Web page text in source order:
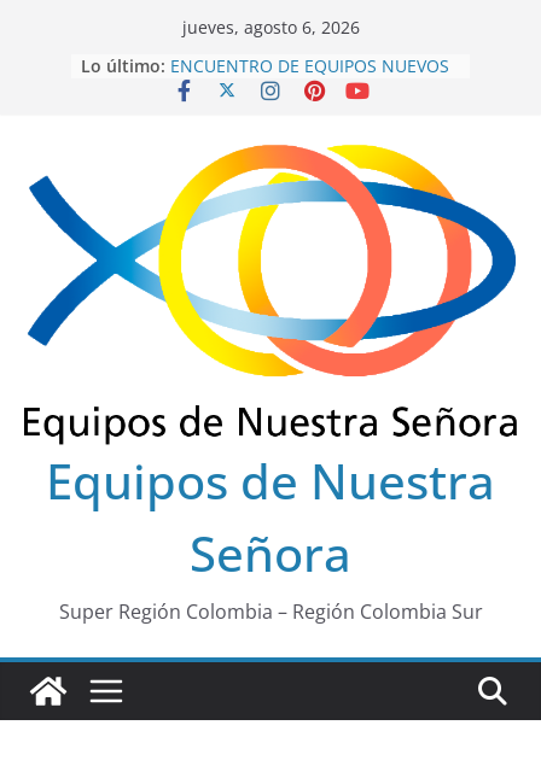
jueves, agosto 6, 2026
Lo último: ENCUENTRO DE EQUIPOS NUEVOS
SECTOR FLORENCIA
ENSCOLSUR.
COLEGIO REGIONAL FINAL 2025
EUCARISTÍA DE FRATERNIDAD
OCTUBRE 2025
Equipos de Nuestra
Señora
Super Región Colombia – Región Colombia Sur